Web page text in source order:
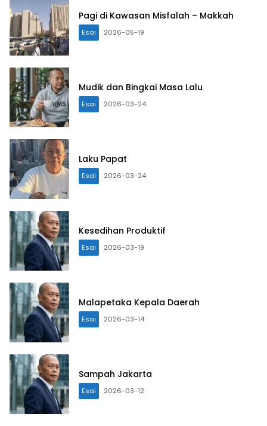
Pagi di Kawasan Misfalah – Makkah
Esai 2026-05-19
Mudik dan Bingkai Masa Lalu
Esai 2026-03-24
Laku Papat
Esai 2026-03-24
Kesedihan Produktif
Esai 2026-03-19
Malapetaka Kepala Daerah
Esai 2026-03-14
Sampah Jakarta
Esai 2026-03-12